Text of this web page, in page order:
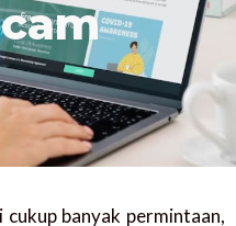
banyak permintaan,